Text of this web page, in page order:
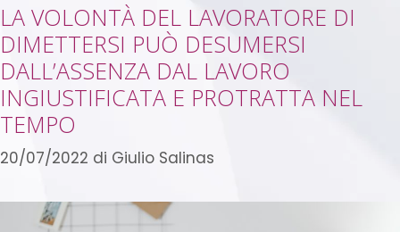
LA VOLONTÀ DEL LAVORATORE DI
DIMETTERSI PUÒ DESUMERSI
DALL’ASSENZA DAL LAVORO
INGIUSTIFICATA E PROTRATTA NEL
TEMPO
20/07/2022 di Giulio Salinas